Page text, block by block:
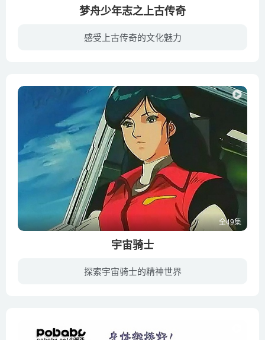
梦舟少年志之上古传奇
感受上古传奇的文化魅力
全49集
宇宙骑士
探索宇宙骑士的精神世界